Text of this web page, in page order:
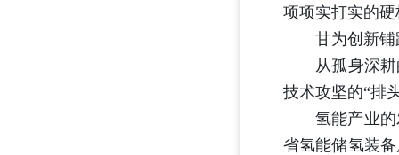
项项实打实的
甘为创新
从孤身深耕的
技术攻坚的“排
氢能产业的发
省氢能储氢装